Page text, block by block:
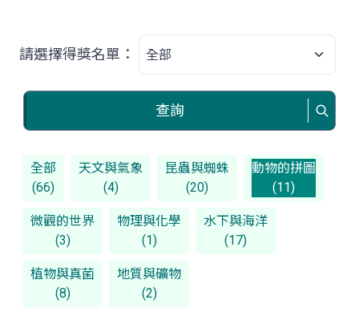
請選擇得獎名單：
查詢
全部
(66)
天文與氣象
(4)
昆蟲與蜘蛛
(20)
動物的拼圖
(11)
微觀的世界
(3)
物理與化學
(1)
水下與海洋
(17)
植物與真菌
(8)
地質與礦物
(2)